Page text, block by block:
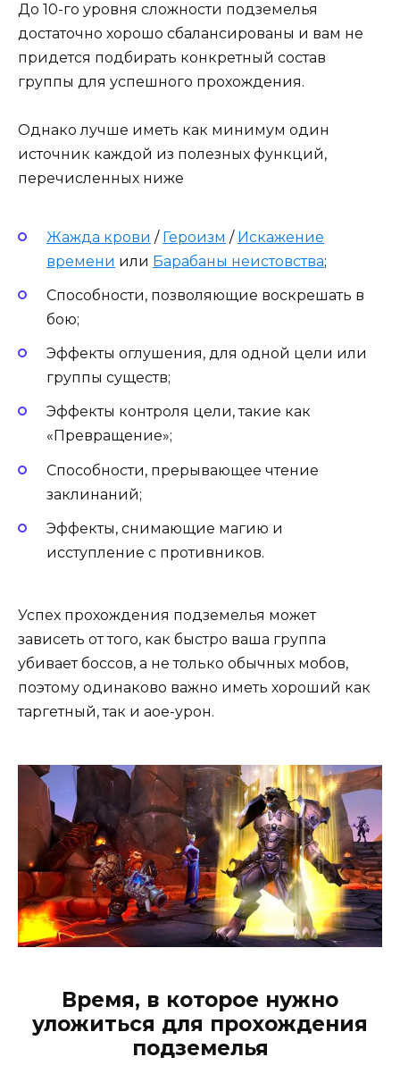
До 10-го уровня сложности подземелья
достаточно хорошо сбалансированы и вам не
придется подбирать конкретный состав
группы для успешного прохождения.
Однако лучше иметь как минимум один
источник каждой из полезных функций,
перечисленных ниже
Жажда крови / Героизм / Искажение
времени или Барабаны неистовства;
Способности, позволяющие воскрешать в
бою;
Эффекты оглушения, для одной цели или
группы существ;
Эффекты контроля цели, такие как
«Превращение»;
Способности, прерывающее чтение
заклинаний;
Эффекты, снимающие магию и
исступление с противников.
Успех прохождения подземелья может
зависеть от того, как быстро ваша группа
убивает боссов, а не только обычных мобов,
поэтому одинаково важно иметь хороший как
таргетный, так и аое-урон.
Время, в которое нужно
уложиться для прохождения
подземелья